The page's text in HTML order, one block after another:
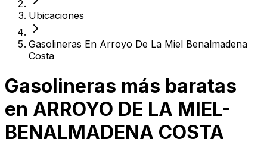
Ubicaciones
Gasolineras En Arroyo De La Miel Benalmadena
Costa
Gasolineras más baratas
en ARROYO DE LA MIEL-
BENALMADENA COSTA